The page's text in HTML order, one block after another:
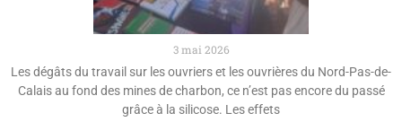
3 mai 2026
Les dégâts du travail sur les ouvriers et les ouvrières du Nord-Pas-de-
Calais au fond des mines de charbon, ce n’est pas encore du passé
grâce à la silicose. Les effets